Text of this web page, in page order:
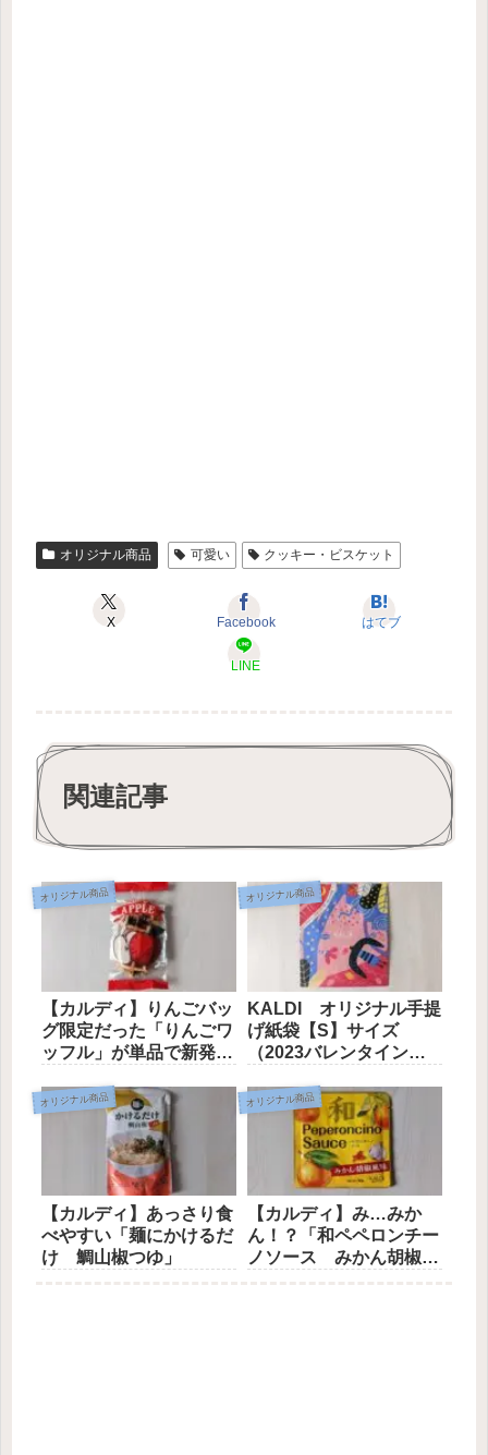
オリジナル商品 可愛い クッキー・ビスケット
X Facebook はてブ
LINE
関連記事
オリジナル商品
【カルディ】りんごバッ
グ限定だった「りんごワ
ッフル」が単品で新発
オリジナル商品
KALDI オリジナル手提
げ紙袋【S】サイズ
（2023バレンタイン
オリジナル商品
【カルディ】あっさり食
べやすい「麺にかけるだ
け 鯛山椒つゆ」
オリジナル商品
【カルディ】み…みか
ん！？「和ペペロンチー
ノソース みかん胡椒風